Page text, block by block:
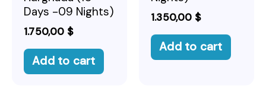
Days -09 Nights)
1.750,00 $
Add to cart
1.350,00 $
Add to cart